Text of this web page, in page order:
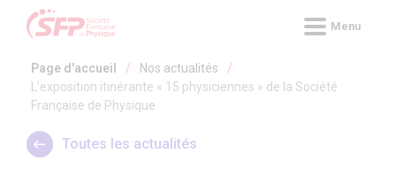
Panneau de gestion des cookies
Menu
Page d'accueil / Nos actualités
/
L’exposition itinérante « 15 physiciennes » de la Société
Française de Physique
Toutes les actualités